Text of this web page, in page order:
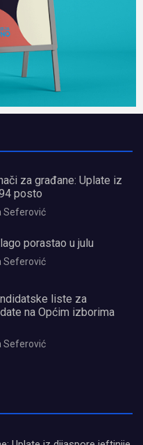
za građane: Uplate iz
posto
Seferović
porastao u julu
Seferović
liste za
na Općim izborima
Seferović